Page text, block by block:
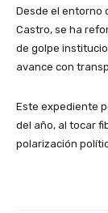
Desde el entorno
Castro, se ha
de golpe
avance con
Este expediente
del año, al tocar
polarización